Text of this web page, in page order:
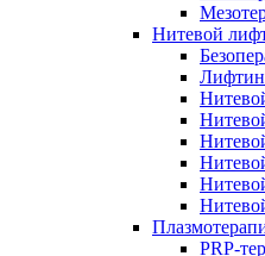
Нитевой
PRP-